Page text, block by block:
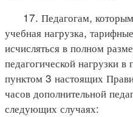
17. Педагогам, которым
учебная нагрузка,
исчисляться в полном
педагогической нагрузки
пунктом 3 настоящих
часов дополнительной
следующих случаях: